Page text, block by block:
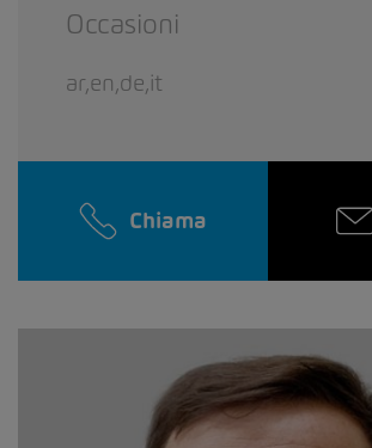
Occasioni
ar,en,de,it
Chiama